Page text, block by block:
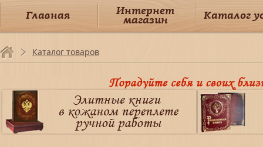
Главная Интернет
магазин Каталог
Каталог товаров